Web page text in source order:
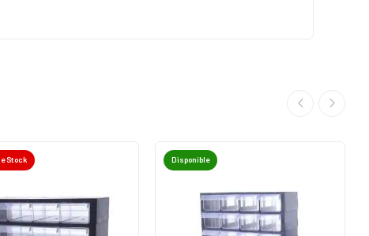
Stock Disponible